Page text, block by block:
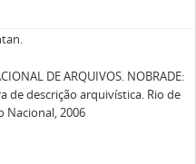
DE ARQUIVOS. NOBRADE:
de descrição arquivística. Rio de
Nacional, 2006